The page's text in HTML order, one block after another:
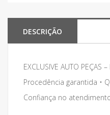
DESCRIÇÃO
EXCLUSIVE AUTO PEÇAS –
Procedência garantida •
Confiança no